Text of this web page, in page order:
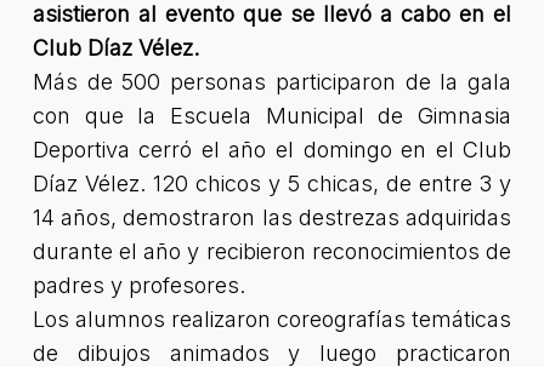
asistieron al evento que se llevó a cabo en el
Club Díaz Vélez.
Más de 500 personas participaron de la gala
con que la Escuela Municipal de Gimnasia
Deportiva cerró el año el domingo en el Club
Díaz Vélez. 120 chicos y 5 chicas, de entre 3 y
14 años, demostraron las destrezas adquiridas
durante el año y recibieron reconocimientos de
padres y profesores.
Los alumnos realizaron coreografías temáticas
de dibujos animados y luego practicaron